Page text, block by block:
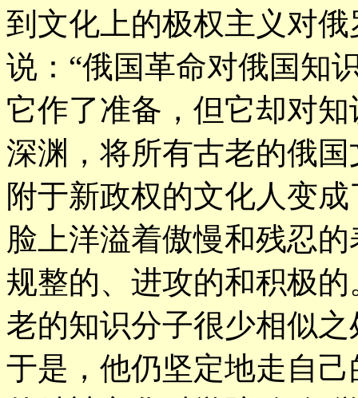
到文化上的极权主义对
说：“俄国革命对俄国知
它作了准备，但它却对
深渊，将所有古老的俄
附于新政权的文化人变
脸上洋溢着傲慢和残忍
规整的、进攻的和积极
老的知识分子很少相似
于是，他仍坚定地走自